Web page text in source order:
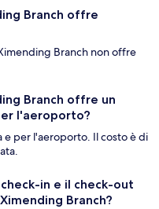
Branch offre
Branch non offre
Branch offre un
l'aeroporto?
e per l'aeroporto. Il costo è di
in e il check-out
Branch?